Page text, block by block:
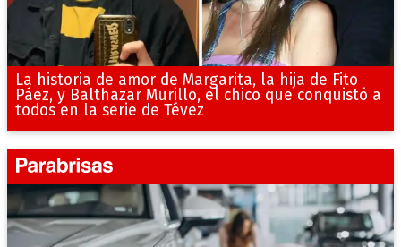
La historia de amor de Margarita, la hija de Fito
Páez, y Balthazar Murillo, el chico que conquistó a
todos en la serie de Tévez